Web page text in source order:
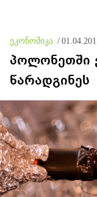
ეკონომიკა /
პოლონეთში
წარადგინეს